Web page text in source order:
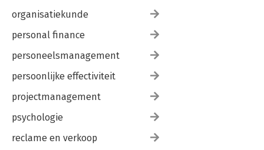
organisatiekunde
personal finance
personeelsmanagement
persoonlijke effectiviteit
projectmanagement
psychologie
reclame en verkoop